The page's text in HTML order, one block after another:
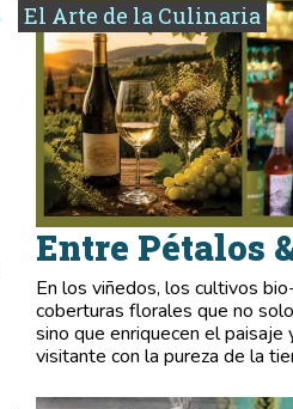
El Arte de la Culinaria
Entre Pétalos
En los viñedos, los cultivos
coberturas florales que no
sino que enriquecen el paisaje
visitante con la pureza de la